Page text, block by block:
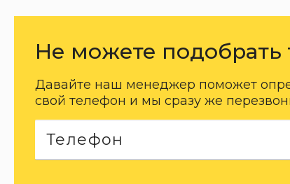
Не можете подобрать
Давайте наш менеджер поможет
свой телефон и мы сразу же